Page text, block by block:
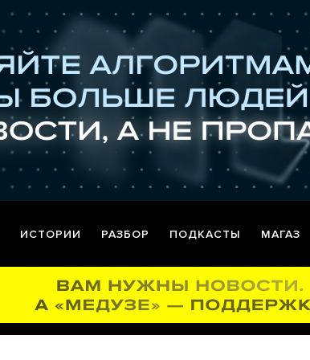
ИСТОРИИ РАЗБОР ПОДКАСТЫ МАГАЗ